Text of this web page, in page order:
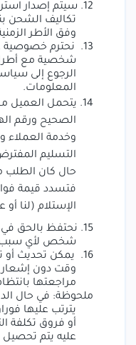
12. سيتم إصدار
تكاليف الشحن
وفق الأطر
13.
نحترم خصوصية
شخصية مع
الرجوع إلى
المعلومات.
14. يتحمل العميل
الصحيح ورقم
وخدمة العملاء
التسليم
حال كان الطلب
فتسدد قيمة
الإستلام (لنا أو
15.
نحتفظ بالحق
شخص لأي سبب
16.
يمكن تحديث أو
وقت دون
مراجعتها
ملحوظة: في حال
يترتب عليها
أو فروق تكلفة
عليه يتم تحصيل